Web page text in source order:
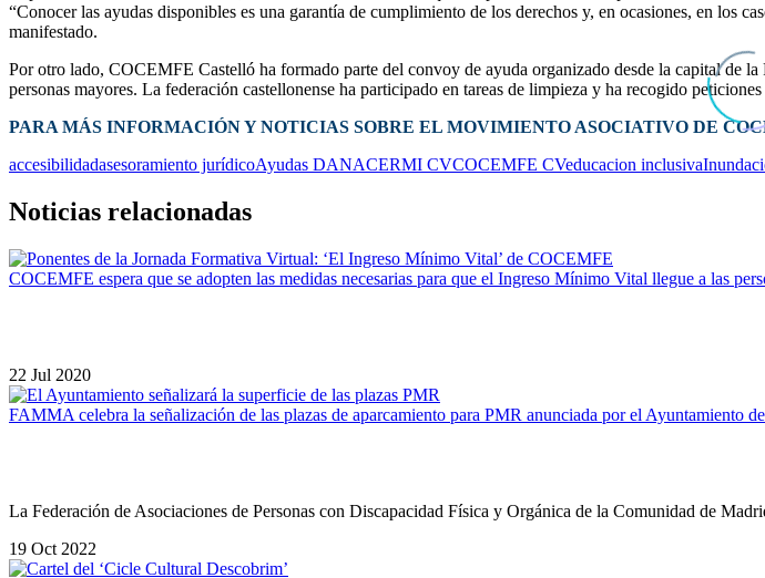
“Conocer las ayudas disponibles es una garantía de cumplimiento de los derechos y, en ocasiones, en los
manifestado.
Por otro lado, COCEMFE Castelló ha formado parte del convoy de ayuda organizado desde la capital de
personas mayores. La federación castellonense ha participado en tareas de limpieza y ha recogido
PARA MÁS INFORMACIÓN Y NOTICIAS SOBRE EL MOVIMIENTO ASOCIATIVO DE
accesibilidadasesoramiento jurídicoAyudas DANACERMI CVCOCEMFE CVeducacion inclusiva
Noticias relacionadas
COCEMFE espera que se adopten las medidas necesarias para que el Ingreso Mínimo Vital llegue a las
22 Jul 2020
FAMMA celebra la señalización de las plazas de aparcamiento para PMR anunciada por el Ayuntamiento
La Federación de Asociaciones de Personas con Discapacidad Física y Orgánica de la Comunidad de
19 Oct 2022